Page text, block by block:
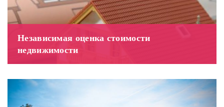
Независимая оценка стоимости
недвижимости